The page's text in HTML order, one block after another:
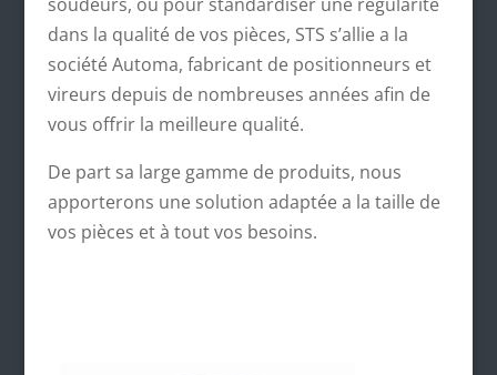
dans la qualité de vos pièces, STS s’allie a la
société Automa, fabricant de positionneurs et
vireurs depuis de nombreuses années afin de
vous offrir la meilleure qualité.
De part sa large gamme de produits, nous
apporterons une solution adaptée a la taille de
vos pièces et à tout vos besoins.